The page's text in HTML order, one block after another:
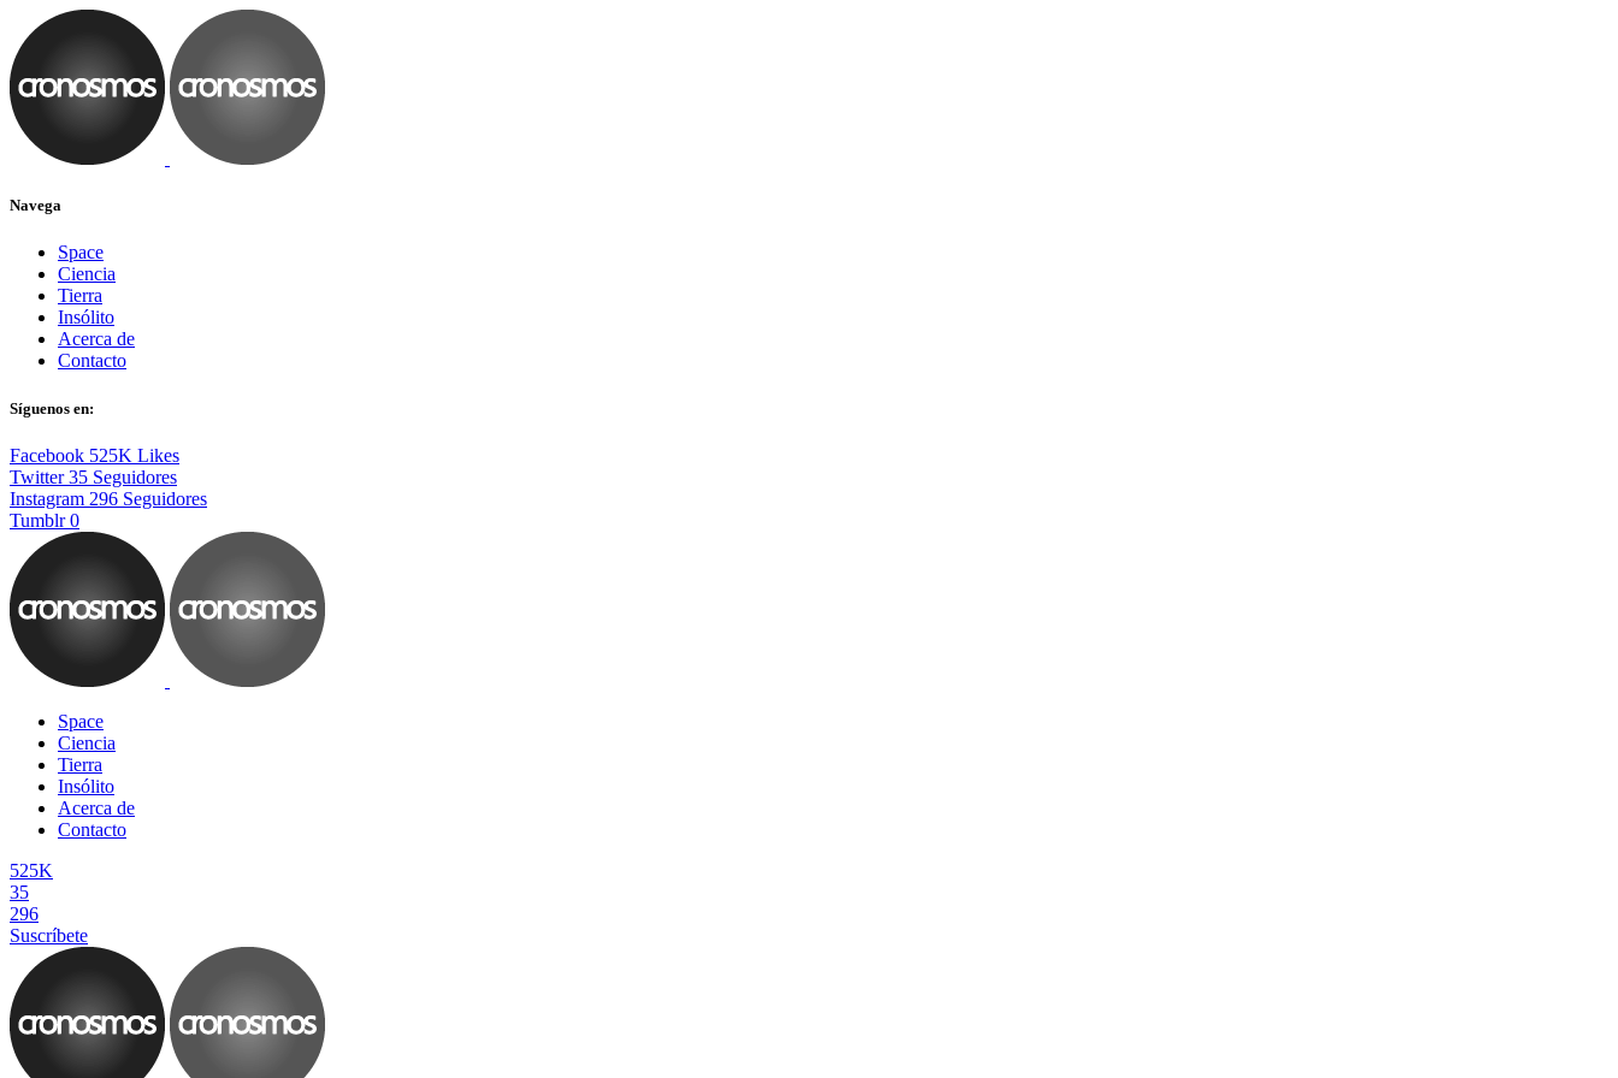
Navega
Space
Ciencia
Tierra
Insólito
Acerca de
Contacto
Síguenos en:
Facebook 525K Likes
Twitter 35 Seguidores
Instagram 296 Seguidores
Tumblr 0
Space
Ciencia
Tierra
Insólito
Acerca de
Contacto
525K
35
296
Suscríbete